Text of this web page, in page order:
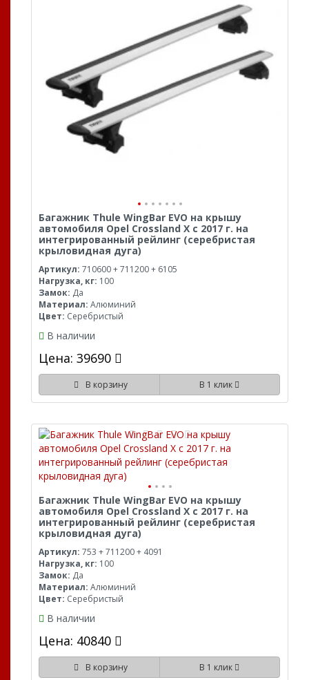
Багажник Thule WingBar EVO на крышу
автомобиля Opel Crossland X с 2017 г. на
интегрированный рейлинг (серебристая
крыловидная дуга)
Артикул: 710600 + 711200 + 6105
Нагрузка, кг: 100
Замок: Да
Материал: Алюминий
Цвет: Серебристый
В наличии
Цена: 39690
В корзину В 1 клик
Багажник Thule WingBar EVO на крышу
автомобиля Opel Crossland X с 2017 г. на
интегрированный рейлинг (серебристая
крыловидная дуга)
Артикул: 753 + 711200 + 4091
Нагрузка, кг: 100
Замок: Да
Материал: Алюминий
Цвет: Серебристый
В наличии
Цена: 40840
В корзину В 1 клик